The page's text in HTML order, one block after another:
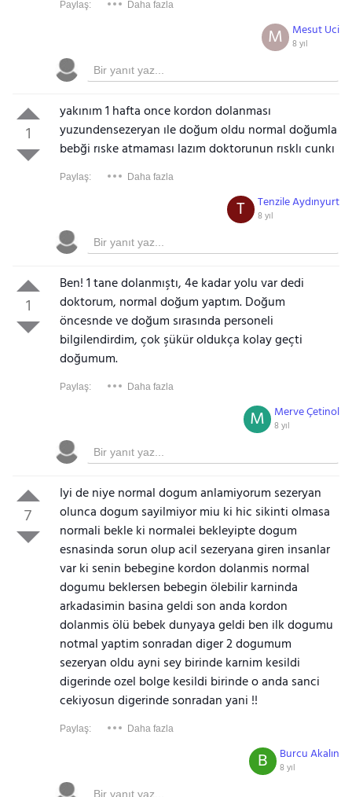
Paylaş: Daha fazla
Mesut Uci
8 yıl
M
1
yakınım 1 hafta once kordon dolanması
yuzundensezeryan ıle doğum oldu normal doğumla
bebği rıske atmaması lazım doktorunun rısklı cunkı
Paylaş: Daha fazla
Tenzile Aydınyurt
8 yıl
T
1
Ben! 1 tane dolanmıştı, 4e kadar yolu var dedi
doktorum, normal doğum yaptım. Doğum
öncesnde ve doğum sırasında personeli
bilgilendirdim, çok şükür oldukça kolay geçti
doğumum.
Paylaş: Daha fazla
Merve Çetinol
8 yıl
M
7
Iyi de niye normal dogum anlamiyorum sezeryan
olunca dogum sayilmiyor miu ki hic sikinti olmasa
normali bekle ki normalei bekleyipte dogum
esnasinda sorun olup acil sezeryana giren insanlar
var ki senin bebegine kordon dolanmis normal
dogumu beklersen bebegin ölebilir karninda
arkadasimin basina geldi son anda kordon
dolanmis ölü bebek dunyaya geldi ben ilk dogumu
notmal yaptim sonradan diger 2 dogumum
sezeryan oldu ayni sey birinde karnim kesildi
digerinde ozel bolge kesildi birinde o anda sanci
cekiyosun digerinde sonradan yani !!
Paylaş: Daha fazla
Burcu Akalın
8 yıl
B